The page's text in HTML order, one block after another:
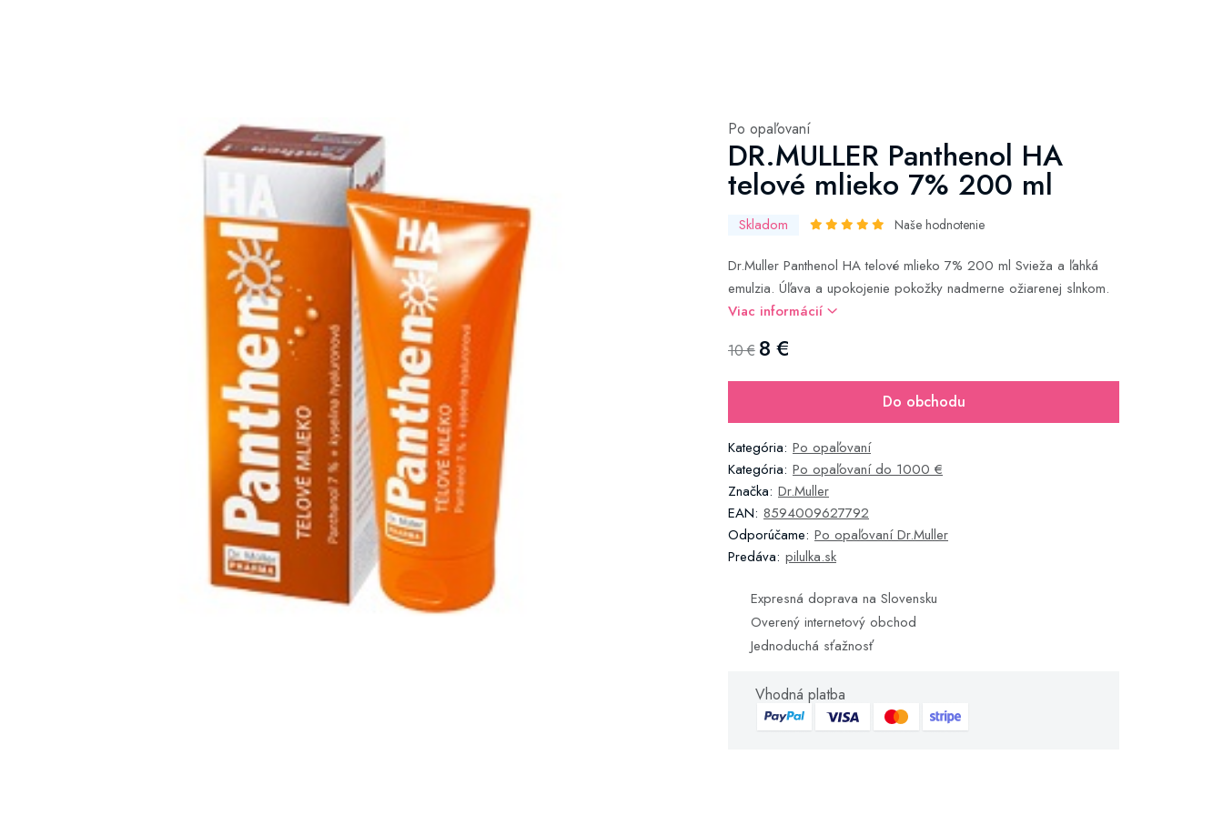
Po opaľovaní
DR.MULLER Panthenol HA
telové mlieko 7% 200 ml
Skladom Naše hodnotenie
Dr.Muller Panthenol HA telové mlieko 7% 200 ml Svieža a ľahká
emulzia. Úľava a upokojenie pokožky nadmerne ožiarenej slnkom.
Viac informácií
10 € 8 €
Do obchodu
Kategória: Po opaľovaní
Kategória: Po opaľovaní do 1000 €
Značka: Dr.Muller
EAN: 8594009627792
Odporúčame: Po opaľovaní Dr.Muller
Predáva: pilulka.sk
Expresná doprava na Slovensku
Overený internetový obchod
Jednoduchá sťažnosť
Vhodná platba